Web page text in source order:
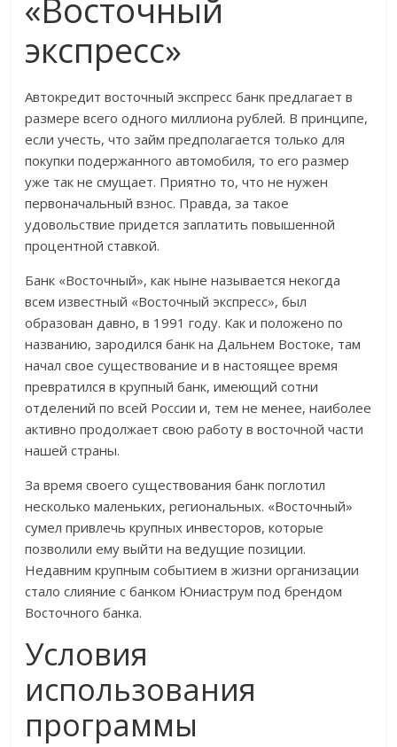
«Восточный
экспресс»
Автокредит восточный экспресс банк предлагает в
размере всего одного миллиона рублей. В принципе,
если учесть, что займ предполагается только для
покупки подержанного автомобиля, то его размер
уже так не смущает. Приятно то, что не нужен
первоначальный взнос. Правда, за такое
удовольствие придется заплатить повышенной
процентной ставкой.
Банк «Восточный», как ныне называется некогда
всем известный «Восточный экспресс», был
образован давно, в 1991 году. Как и положено по
названию, зародился банк на Дальнем Востоке, там
начал свое существование и в настоящее время
превратился в крупный банк, имеющий сотни
отделений по всей России и, тем не менее, наиболее
активно продолжает свою работу в восточной части
нашей страны.
За время своего существования банк поглотил
несколько маленьких, региональных. «Восточный»
сумел привлечь крупных инвесторов, которые
позволили ему выйти на ведущие позиции.
Недавним крупным событием в жизни организации
стало слияние с банком Юниаструм под брендом
Восточного банка.
Условия
использования
программы